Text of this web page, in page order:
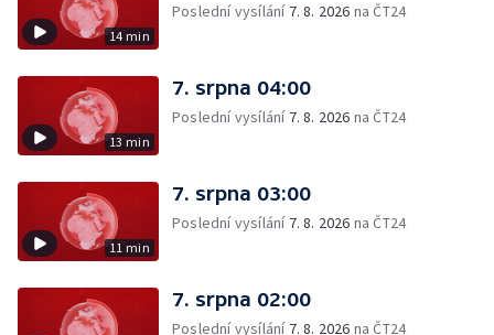
14 min
Poslední vysílání 7. 8. 2026 na ČT24
13 min
7. srpna 04:00
Poslední vysílání 7. 8. 2026 na ČT24
11 min
7. srpna 03:00
Poslední vysílání 7. 8. 2026 na ČT24
7. srpna 02:00
Poslední vysílání 7. 8. 2026 na ČT24